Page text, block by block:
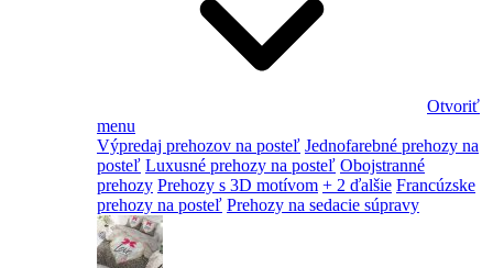
Otvoriť
menu
Výpredaj prehozov na posteľ Jednofarebné prehozy na
posteľ Luxusné prehozy na posteľ Obojstranné
prehozy Prehozy s 3D motívom + 2 ďalšie Francúzske
prehozy na posteľ Prehozy na sedacie súpravy